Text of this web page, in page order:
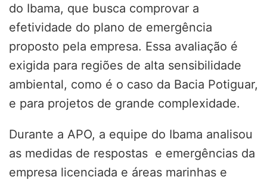
do Ibama, que busca comprovar a
efetividade do plano de emergência
proposto pela empresa. Essa avaliação é
exigida para regiões de alta sensibilidade
ambiental, como é o caso da Bacia Potiguar,
e para projetos de grande complexidade.
Durante a APO, a equipe do Ibama analisou
as medidas de respostas e emergências da
empresa licenciada e áreas marinhas e